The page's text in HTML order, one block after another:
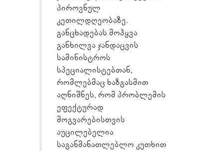
პიროვნულ
კეთილდღეობაზე.
განცხადებას მოჰყვა
განხილვა ჯანდაცვის
სამინისტროს
სპეციალისტებთან,
რომლებმაც ხაზგასმით
აღნიშნეს, რომ პრობლემის
ეფექტურად
მოგვარებისთვის
აუცილებელია
საგანმანათლებლო კუთხით